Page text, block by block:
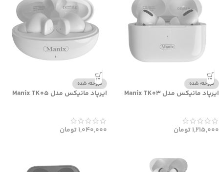
فروخته شده
ایرپاد مانیکس مدل Manix TK03
1,215,000تومان
فروخته شده
ایرپاد مانیکس مدل Manix TK05
1,040,000تومان